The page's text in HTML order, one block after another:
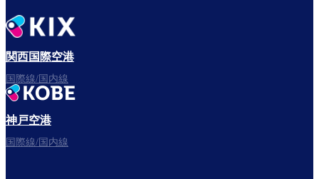
関西国際空港
国際線/国内線
神戸空港
国際線/国内線